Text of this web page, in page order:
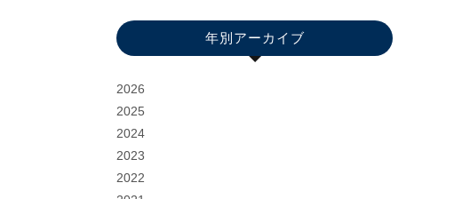
年別アーカイブ
2026
2025
2024
2023
2022